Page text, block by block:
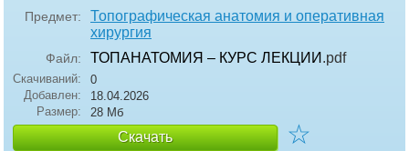
Предмет:
Топографическая анатомия и оперативная
хирургия
Файл: ТОПАНАТОМИЯ – КУРС ЛЕКЦИИ .pdf
Скачиваний:
0
Добавлен:
18.04.2026
Размер:
28 Мб
Скачать ☆